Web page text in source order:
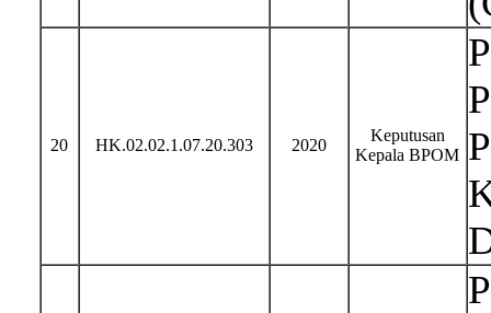
20 HK.02.02.1.07.20.303 2020
Keputusan
Kepala BPOM